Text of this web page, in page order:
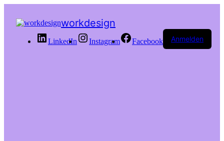
workdesign
LinkedIn Instagram Facebook Anmelden